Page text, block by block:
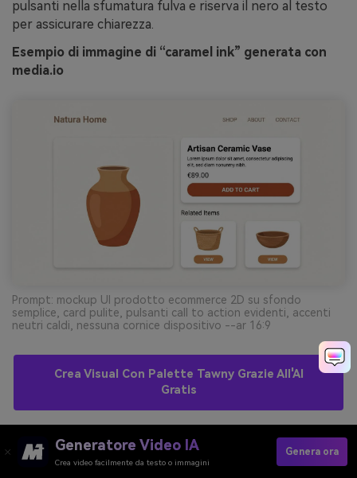
pulsanti nella sfumatura fulva e riserva il nero al testo
per assicurare chiarezza.
Esempio di immagine di “caramel ink” generata con
media.io
Prompt: mockup UI prodotto ecommerce 2D su sfondo
semplice, card pulite, pulsanti call to action evidenti, accenti
neutri caldi, nessuna cornice dispositivo --ar 16:9
Crea Visual Con Palette Tawny Grazie All'AI
Gratis
11) UI Minimal Calda
Generatore Video IA
Crea video facilmente da testo o immagini
Genera ora